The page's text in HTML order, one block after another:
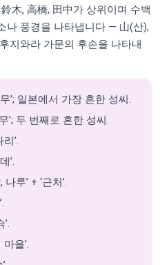
木, 高橋, 田中가 상위이며 수백
나 풍경을 나타냅니다 — 山(산),
지와라 가문의 후손을 나타내
무’; 일본에서 가장 흔한 성씨.
’; 두 번째로 흔한 성씨.
’.
’.
루’ + ‘근처’.
을’.